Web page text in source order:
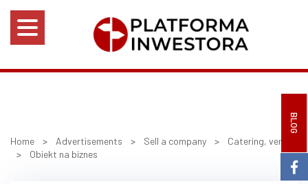
BLOG
Home > Advertisements > Sell a company > Catering, venues
> Obiekt na biznes